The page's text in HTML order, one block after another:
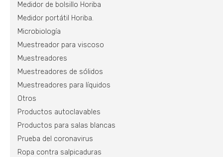
Medidor de bolsillo Horiba
Medidor portátil Horiba.
Microbiología
Muestreador para viscoso
Muestreadores
Muestreadores de sólidos
Muestreadores para líquidos
Otros
Productos autoclavables
Productos para salas blancas
Prueba del coronavirus
Ropa contra salpicaduras